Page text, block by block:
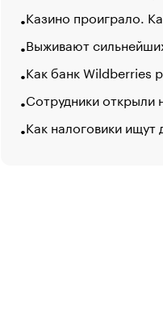
Казино проиграло.
Выживают
Как банк Wildberries
Сотрудники открыли
Как налоговики